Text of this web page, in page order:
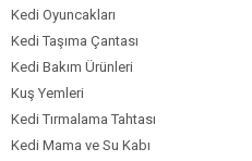
Kedi Oyuncakları
Kedi Taşıma Çantası
Kedi Bakım Ürünleri
Kuş Yemleri
Kedi Tırmalama Tahtası
Kedi Mama ve Su Kabı